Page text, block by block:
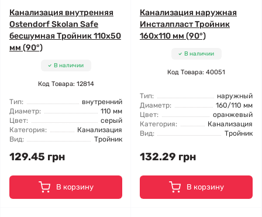
Канализация внутренняя
Ostendorf Skolan Safe
бесшумная Тройник 110x50
мм (90°)
В наличии
Код Товара: 12814
Тип:
внутренний
Диаметр:
110 мм
Цвет:
серый
Категория:
Канализация
Вид:
Тройник
129.45 грн
В корзину
Канализация наружная
Инсталпласт Тройник
160x110 мм (90°)
В наличии
Код Товара: 40051
Тип:
наружный
Диаметр:
160/110 мм
Цвет:
оранжевый
Категория:
Канализация
Вид:
Тройник
132.29 грн
В корзину